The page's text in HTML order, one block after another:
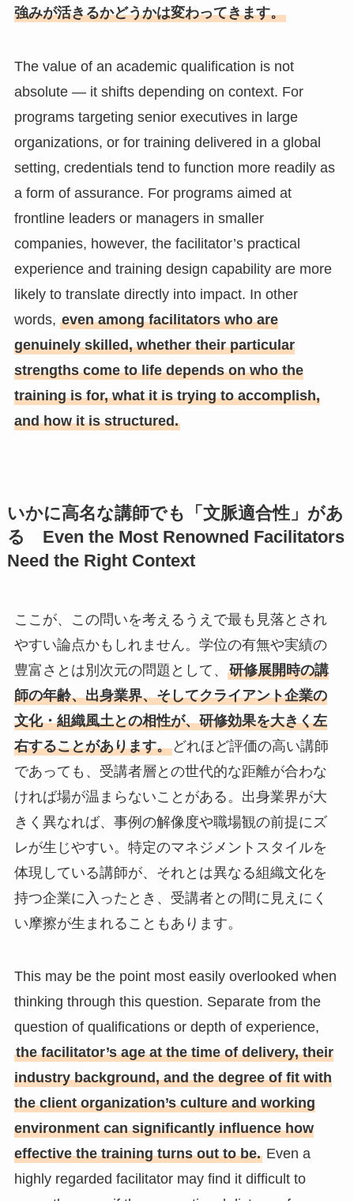
強みが活きるかどうかは変わってきます。
The value of an academic qualification is not
absolute — it shifts depending on context. For
programs targeting senior executives in large
organizations, or for training delivered in a global
setting, credentials tend to function more readily as
a form of assurance. For programs aimed at
frontline leaders or managers in smaller
companies, however, the facilitator’s practical
experience and training design capability are more
likely to translate directly into impact. In other
words, even among facilitators who are
genuinely skilled, whether their particular
strengths come to life depends on who the
training is for, what it is trying to accomplish,
and how it is structured.
いかに高名な講師でも「文脈適合性」があ
る Even the Most Renowned Facilitators
Need the Right Context
ここが、この問いを考えるうえで最も見落とされ
やすい論点かもしれません。学位の有無や実績の
豊富さとは別次元の問題として、 研修展開時の講
師の年齢、出身業界、そしてクライアント企業の
文化・組織風土との相性が、研修効果を大きく左
右することがあります。どれほど評価の高い講師
であっても、受講者層との世代的な距離が合わな
ければ場が温まらないことがある。出身業界が大
きく異なれば、事例の解像度や職場観の前提にズ
レが生じやすい。特定のマネジメントスタイルを
体現している講師が、それとは異なる組織文化を
持つ企業に入ったとき、受講者との間に見えにく
い摩擦が生まれることもあります。
This may be the point most easily overlooked when
thinking through this question. Separate from the
question of qualifications or depth of experience,
the facilitator’s age at the time of delivery, their
industry background, and the degree of fit with
the client organization’s culture and working
environment can significantly influence how
effective the training turns out to be.Even a
highly regarded facilitator may find it difficult to